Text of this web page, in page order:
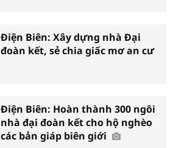
Điện Biên: Xây dựng nhà Đại
đoàn kết, sẻ chia giấc mơ an cư
Điện Biên: Hoàn thành 300 ngôi
nhà đại đoàn kết cho hộ nghèo
các bản giáp biên giới